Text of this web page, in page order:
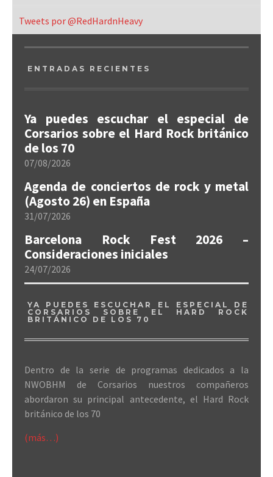
Tweets por @RedHardnHeavy
ENTRADAS RECIENTES
Ya puedes escuchar el especial de
Corsarios sobre el Hard Rock británico
de los 70
07/08/2026
Agenda de conciertos de rock y metal
(Agosto 26) en España
31/07/2026
Barcelona Rock Fest 2026 –
Consideraciones iniciales
24/07/2026
YA PUEDES ESCUCHAR EL ESPECIAL DE
CORSARIOS SOBRE EL HARD ROCK
BRITÁNICO DE LOS 70
Dentro de la serie de programas dedicados a la
NWOBHM de Corsarios nuestros compañeros
abordaron su principal antecedente, el Hard Rock
británico de los 70
(más…)